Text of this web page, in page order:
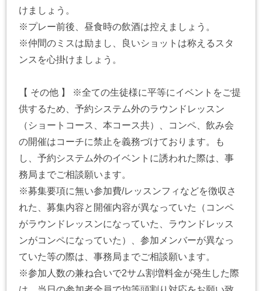
けましょう。
※プレー前後、昼食時の飲酒は控えましょう。
※仲間のミスは励まし、良いショットは称えるスタ
ンスを心掛けましょう。
【 その他 】 ※全ての生徒様に平等にイベントをご提
供するため、予約システム外のラウンドレッスン
（ショートコース、本コース共）、コンペ、飲み会
の開催はコーチに禁止を義務づけております。も
し、予約システム外のイベントに誘われた際は、事
務局までご相談願います。
※募集要項に無い参加費/レッスンフィなどを徴収さ
れた、募集内容と開催内容が異なっていた（コンペ
がラウンドレッスンになっていた、ラウンドレッス
ンがコンペになっていた）、参加メンバーが異なっ
ていた等の際は、事務局までご相談願います。
※参加人数の兼ね合いで2サム割増料金が発生した際